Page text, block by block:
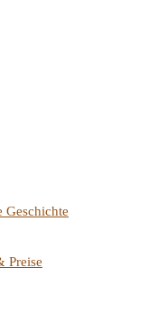
Geschichte
Preise